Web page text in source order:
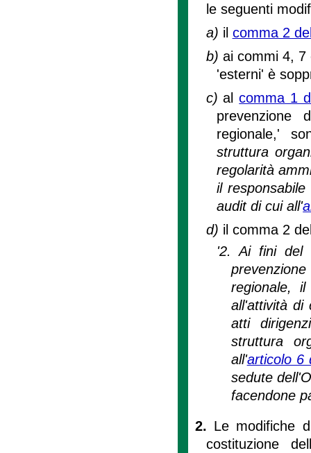
le seguenti
a) il comma 2
b) ai commi 4, 7
'esterni' è
c)alcomma 1
prevenzione
regionale,'
struttura
regolarità
il
audit di cui all'
d) il comma 2
'2. Ai fini del
regionale,
all'attività di
atti
struttura
all'articolo 6
sedute
facendone
2. Le modifiche
costituzione